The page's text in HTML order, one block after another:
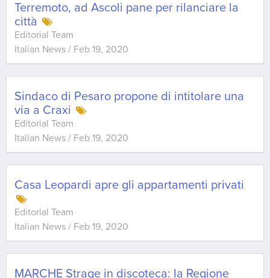
Terremoto, ad Ascoli pane per rilanciare la
città
Editorial Team
Italian News / Feb 19, 2020
Sindaco di Pesaro propone di intitolare una
via a Craxi
Editorial Team
Italian News / Feb 19, 2020
Casa Leopardi apre gli appartamenti privati
Editorial Team
Italian News / Feb 19, 2020
MARCHE Strage in discoteca: la Regione